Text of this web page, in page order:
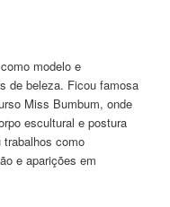
modelo e
de beleza. Ficou famosa
Miss Bumbum, onde
escultural e postura
como
e aparições em